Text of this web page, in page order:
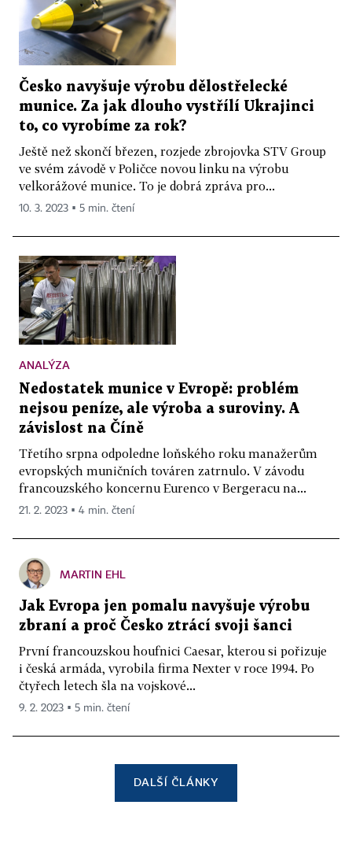
Česko navyšuje výrobu dělostřelecké
munice. Za jak dlouho vystřílí Ukrajinci
to, co vyrobíme za rok?
Ještě než skončí březen, rozjede zbrojovka STV Group
ve svém závodě v Poličce novou linku na výrobu
velkorážové munice. To je dobrá zpráva pro...
10. 3. 2023 ▪ 5 min. čtení
ANALÝZA
Nedostatek munice v Evropě: problém
nejsou peníze, ale výroba a suroviny. A
závislost na Číně
Třetího srpna odpoledne loňského roku manažerům
evropských muničních továren zatrnulo. V závodu
francouzského koncernu Eurenco v Bergeracu na...
21. 2. 2023 ▪ 4 min. čtení
MARTIN EHL
Jak Evropa jen pomalu navyšuje výrobu
zbraní a proč Česko ztrácí svoji šanci
První francouzskou houfnici Caesar, kterou si pořizuje
i česká armáda, vyrobila firma Nexter v roce 1994. Po
čtyřech letech šla na vojskové...
9. 2. 2023 ▪ 5 min. čtení
DALŠÍ ČLÁNKY